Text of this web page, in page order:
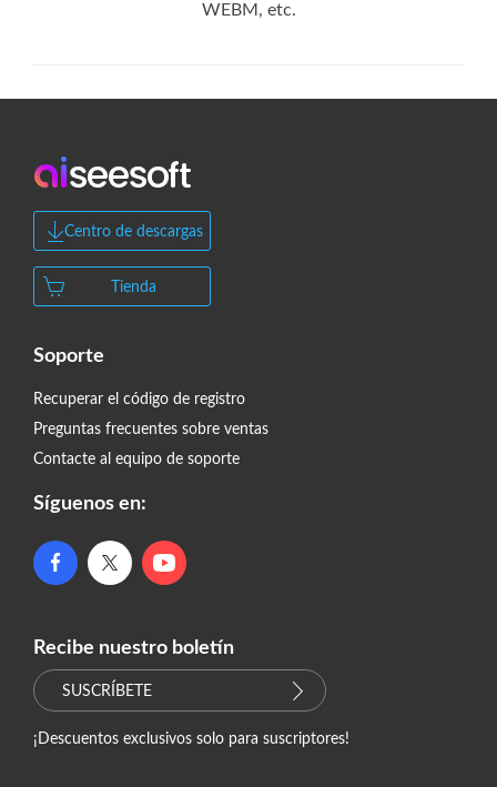
WEBM, etc.
Centro de descargas
Tienda
Soporte
Recuperar el código de registro
Preguntas frecuentes sobre ventas
Contacte al equipo de soporte
Síguenos en:
Recibe nuestro boletín
SUSCRÍBETE
¡Descuentos exclusivos solo para suscriptores!